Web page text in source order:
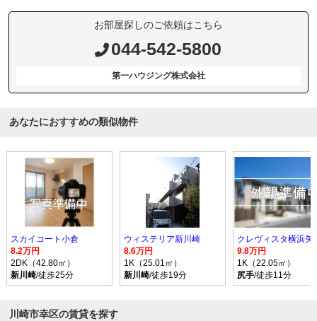
お部屋探しのご依頼はこちら
044-542-5800
第一ハウジング株式会社
あなたにおすすめの類似物件
スカイコート小倉
8.2万円
2DK（42.80㎡）
新川崎/徒歩25分
ウィステリア新川崎
8.6万円
1K（25.01㎡）
新川崎/徒歩19分
クレヴィスタ横浜矢
9.8万円
1K（22.05㎡）
尻手/徒歩11分
川崎市幸区の賃貸を探す